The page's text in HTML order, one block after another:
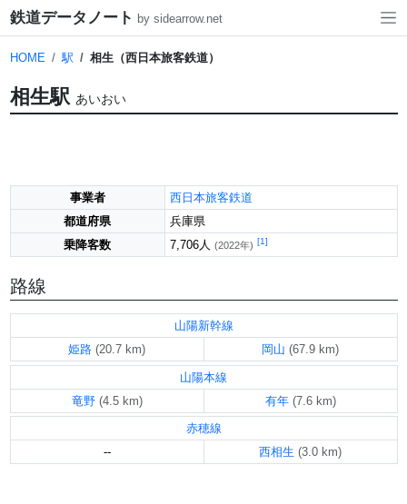
鉄道データノート by sidearrow.net
HOME 駅 相生（西日本旅客鉄道）
相生駅 あいおい
事業者
西日本旅客鉄道
都道府県
兵庫県
乗降客数
7,706人 (2022年) [1]
路線
山陽新幹線
姫路 (20.7 km) 岡山 (67.9 km)
山陽本線
竜野 (4.5 km) 有年 (7.6 km)
赤穂線
--
西相生 (3.0 km)